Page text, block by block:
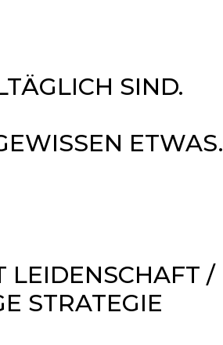
SIND.
ETWAS.
LEIDENSCHAFT /
STRATEGIE